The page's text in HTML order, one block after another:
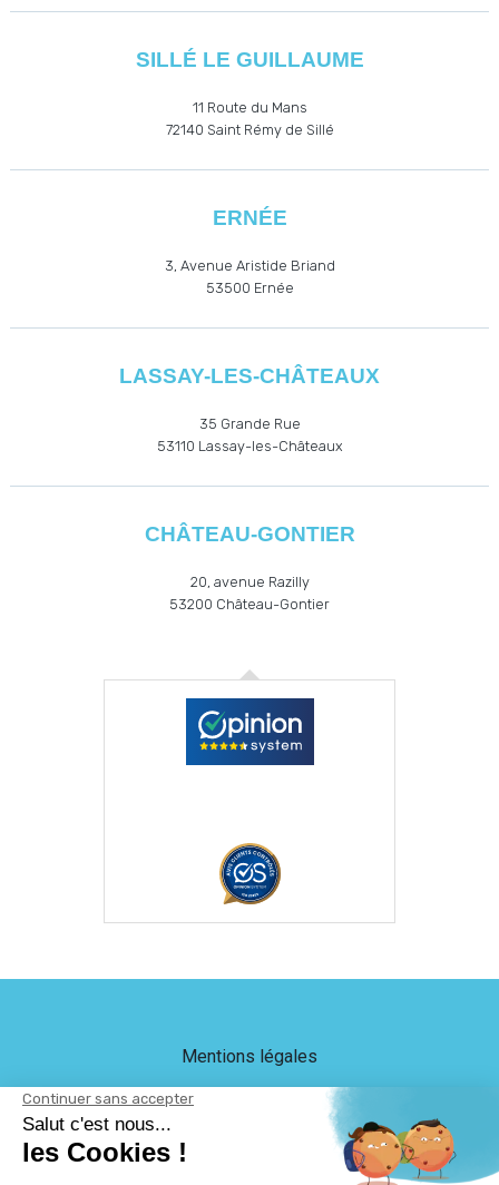
SILLÉ LE GUILLAUME
11 Route du Mans
72140 Saint Rémy de Sillé
ERNÉE
3, Avenue Aristide Briand
53500 Ernée
LASSAY-LES-CHÂTEAUX
35 Grande Rue
53110 Lassay-les-Châteaux
CHÂTEAU-GONTIER
20, avenue Razilly
53200 Château-Gontier
Mentions légales